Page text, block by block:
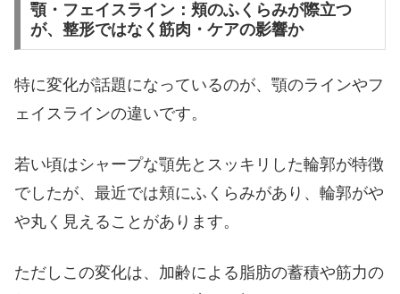
顎・フェイスライン：頬のふくらみが際立つ
が、整形ではなく筋肉・ケアの影響か
特に変化が話題になっているのが、顎のラインやフ
ェイスラインの違いです。
若い頃はシャープな顎先とスッキリした輪郭が特徴
でしたが、最近では頬にふくらみがあり、輪郭がや
や丸く見えることがあります。
ただしこの変化は、加齢による脂肪の蓄積や筋力の